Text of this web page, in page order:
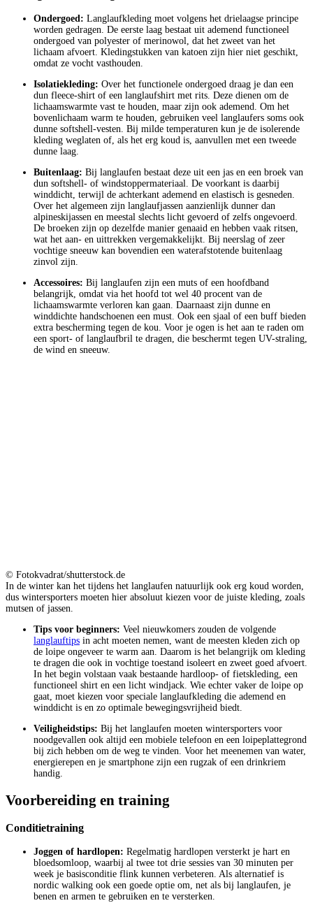
Ondergoed: Langlaufkleding moet volgens het drielaagse principe
worden gedragen. De eerste laag bestaat uit ademend functioneel
ondergoed van polyester of merinowol, dat het zweet van het
lichaam afvoert. Kledingstukken van katoen zijn hier niet geschikt,
omdat ze vocht vasthouden.
Isolatiekleding: Over het functionele ondergoed draag je dan een
dun fleece-shirt of een langlaufshirt met rits. Deze dienen om de
lichaamswarmte vast te houden, maar zijn ook ademend. Om het
bovenlichaam warm te houden, gebruiken veel langlaufers soms ook
dunne softshell-vesten. Bij milde temperaturen kun je de isolerende
kleding weglaten of, als het erg koud is, aanvullen met een tweede
dunne laag.
Buitenlaag: Bij langlaufen bestaat deze uit een jas en een broek van
dun softshell- of windstoppermateriaal. De voorkant is daarbij
winddicht, terwijl de achterkant ademend en elastisch is gesneden.
Over het algemeen zijn langlaufjassen aanzienlijk dunner dan
alpineskijassen en meestal slechts licht gevoerd of zelfs ongevoerd.
De broeken zijn op dezelfde manier genaaid en hebben vaak ritsen,
wat het aan- en uittrekken vergemakkelijkt. Bij neerslag of zeer
vochtige sneeuw kan bovendien een waterafstotende buitenlaag
zinvol zijn.
Accessoires: Bij langlaufen zijn een muts of een hoofdband
belangrijk, omdat via het hoofd tot wel 40 procent van de
lichaamswarmte verloren kan gaan. Daarnaast zijn dunne en
winddichte handschoenen een must. Ook een sjaal of een buff bieden
extra bescherming tegen de kou. Voor je ogen is het aan te raden om
een sport- of langlaufbril te dragen, die beschermt tegen UV-straling,
de wind en sneeuw.
© Fotokvadrat/shutterstock.de
In de winter kan het tijdens het langlaufen natuurlijk ook erg koud worden,
dus wintersporters moeten hier absoluut kiezen voor de juiste kleding, zoals
mutsen of jassen.
Tips voor beginners: Veel nieuwkomers zouden de volgende
langlauftips in acht moeten nemen, want de meesten kleden zich op
de loipe ongeveer te warm aan. Daarom is het belangrijk om kleding
te dragen die ook in vochtige toestand isoleert en zweet goed afvoert.
In het begin volstaan vaak bestaande hardloop- of fietskleding, een
functioneel shirt en een licht windjack. Wie echter vaker de loipe op
gaat, moet kiezen voor speciale langlaufkleding die ademend en
winddicht is en zo optimale bewegingsvrijheid biedt.
Veiligheidstips: Bij het langlaufen moeten wintersporters voor
noodgevallen ook altijd een mobiele telefoon en een loipeplattegrond
bij zich hebben om de weg te vinden. Voor het meenemen van water,
energierepen en je smartphone zijn een rugzak of een drinkriem
handig.
Voorbereiding en training
Conditietraining
Joggen of hardlopen: Regelmatig hardlopen versterkt je hart en
bloedsomloop, waarbij al twee tot drie sessies van 30 minuten per
week je basisconditie flink kunnen verbeteren. Als alternatief is
nordic walking ook een goede optie om, net als bij langlaufen, je
benen en armen te gebruiken en te versterken.